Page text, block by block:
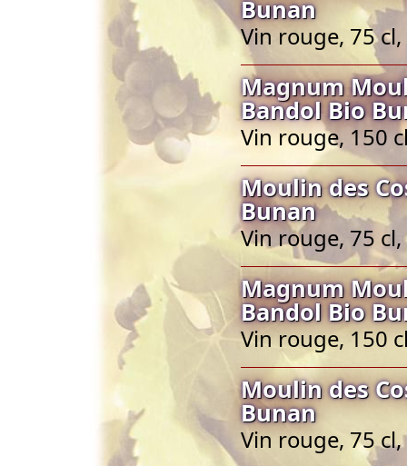
Bunan
Vin rouge, 75
Magnum
Bandol Bio
Vin rouge, 150
Moulin des
Bunan
Vin rouge, 75
Magnum
Bandol Bio
Vin rouge, 150
Moulin des
Bunan
Vin rouge, 75